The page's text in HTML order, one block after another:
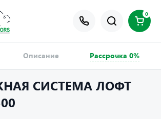
0
Описание Рассрочка 0%
СИСТЕМА ЛОФТ